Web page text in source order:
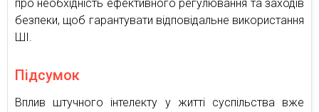
про необхідність ефективного регулювання та заходів
безпеки, щоб гарантувати відповідальне використання
ШІ.
Підсумок
Вплив штучного інтелекту у житті суспільства вже